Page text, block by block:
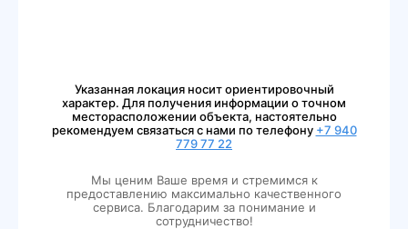
Указанная локация носит ориентировочный
характер. Для получения информации о точном
месторасположении объекта, настоятельно
рекомендуем связаться с нами по телефону +7 940
779 77 22
Мы ценим Ваше время и стремимся к
предоставлению максимально качественного
сервиса. Благодарим за понимание и
сотрудничество!